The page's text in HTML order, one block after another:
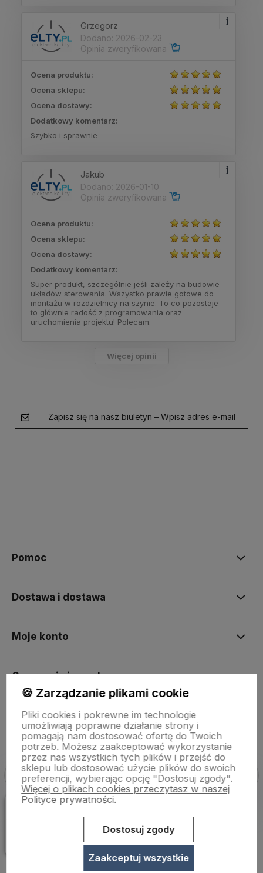
Grzegorz
Dodano: 2026-02-23
Opinia zweryfikowana
Ocena produktu:
Ocena sklepu:
Ocena dostawy:
Dodatkowy komentarz:
Szybko i sprawnie
Jakub
Dodano: 2026-01-10
Opinia zweryfikowana
Ocena produktu:
Ocena sklepu:
Ocena dostawy:
Dodatkowy komentarz:
Super produkt, szczególnie jeśli zależy na budowie
układów sterowania. Wszystko prawie gotowe do
montażu w rozdzielnicy na szynie. To co pozostaje
to głównie radość z programowania oraz
uruchomienia projektu! Polecam.
Więcej opinii
Zapisz się na nasz biuletyn – Wpisz adres e-mail
Pomoc
Dostawa i dostawa
Moje konto
Gwarancja i zwroty
O firmie
🍪 Zarządzanie plikami cookie
Pliki cookies i pokrewne im technologie
umożliwiają poprawne działanie strony i
pomagają nam dostosować ofertę do Twoich
potrzeb. Możesz zaakceptować wykorzystanie
przez nas wszystkich tych plików i przejść do
sklepu lub dostosować użycie plików do swoich
preferencji, wybierając opcję "Dostosuj zgody".
Więcej o plikach cookies przeczytasz w naszej
Polityce prywatności.
Dostosuj zgody
Zaakceptuj wszystkie